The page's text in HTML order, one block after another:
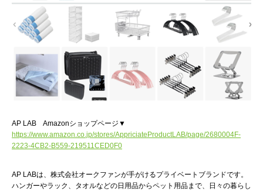
AP LAB Amazonショップページ▼
https://www.amazon.co.jp/stores/AppriciateProductLAB/page/2680004F-
2223-4CB2-B559-219511CED0F0
AP LABは、株式会社オークファンが手がけるプライベートブランドです。
ハンガーやラック、タオルなどの日用品からペット用品まで、日々の暮らし